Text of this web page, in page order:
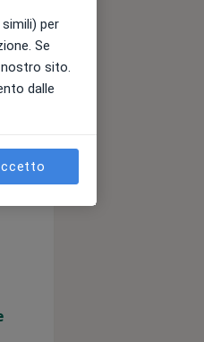
Lun,
per
Se
sito.
dalle